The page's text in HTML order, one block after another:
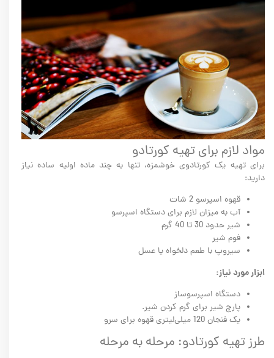
مواد لازم برای تهیه کورتادو
برای تهیه یک کورتادوی خوشمزه، تنها به چند ماده اولیه ساده نیاز
دارید:
قهوه اسپرسو 2 شات
آب به میزان لازم برای دستگاه اسپرسو
شیر حدود 30 تا 40 گرم
فوم شیر
سیروپ با طعم دلخواه یا عسل
ابزار مورد نیاز:
دستگاه اسپرسوساز
پارچ شیر برای گرم کردن شیر.
یک فنجان 120 میلی‌لیتری قهوه برای سرو
طرز تهیه کورتادو: مرحله به مرحله